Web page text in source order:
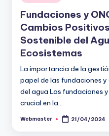
en
Fundaciones y
Cambios
Sostenible del
Ecosistemas
La importancia de la
papel de las fundaciones y
del agua Las fundaciones
crucial en la…
Publicado
Webmaster 21/04/2024